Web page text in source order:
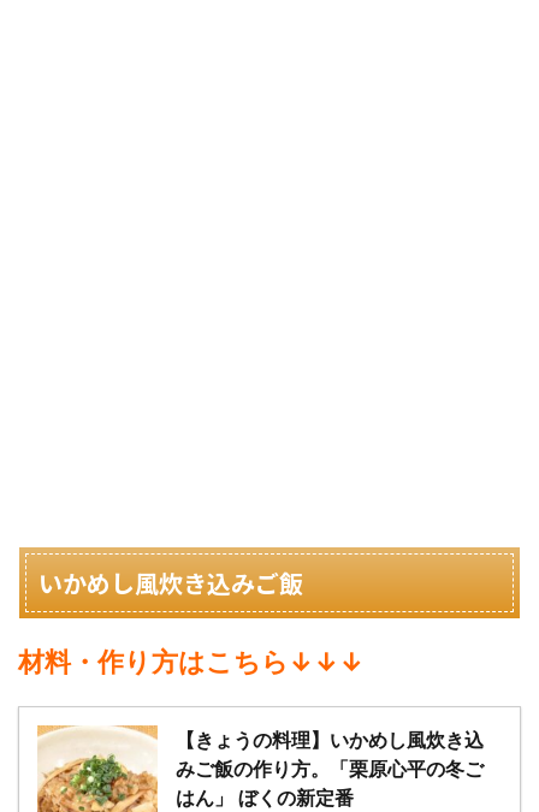
いかめし風炊き込みご飯
材料・作り方はこちら↓↓↓
【きょうの料理】いかめし風炊き込
みご飯の作り方。「栗原心平の冬ご
はん」 ぼくの新定番